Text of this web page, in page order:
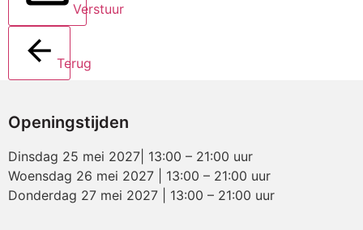
Verstuur
Terug
Openingstijden
Dinsdag 25 mei 2027| 13:00 – 21:00 uur
Woensdag 26 mei 2027 | 13:00 – 21:00 uur
Donderdag 27 mei 2027 | 13:00 – 21:00 uur